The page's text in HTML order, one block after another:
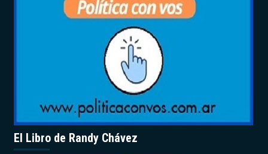
El Libro de Randy Chávez